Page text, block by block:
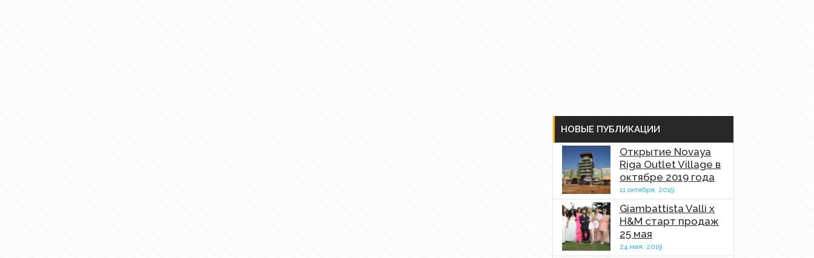
НОВЫЕ ПУБЛИКАЦИИ
Открытие Novaya
Riga Outlet Village в
октябре 2019 года
11 октября, 2019
Giambattista Valli x
H&M старт продаж
25 мая
24 мая, 2019